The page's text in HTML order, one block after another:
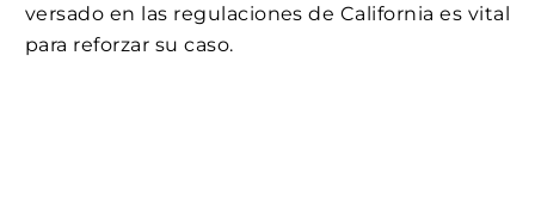
versado en las regulaciones de California es vital
para reforzar su caso.